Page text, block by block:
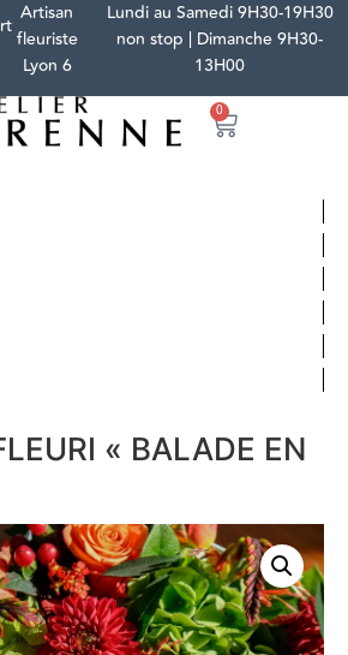
Artisan
fleuriste
Lyon 6
Lundi au Samedi 9H30-19H30
non stop | Dimanche 9H30-
13H00
0
« BALADE EN